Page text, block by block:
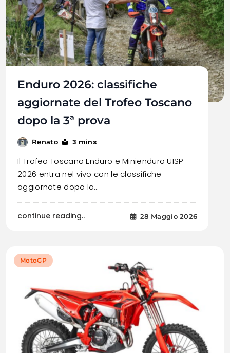
Enduro 2026: classifiche
aggiornate del Trofeo Toscano
dopo la 3ª prova
Renato 3 mins
Il Trofeo Toscano Enduro e Minienduro UISP
2026 entra nel vivo con le classifiche
aggiornate dopo la…
continue reading.. 28 Maggio 2026
MotoGP